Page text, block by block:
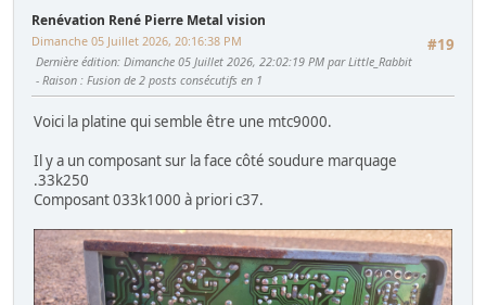
Renévation René Pierre Metal vision
#19
Dimanche 05 Juillet 2026, 20:16:38 PM
Dernière édition: Dimanche 05 Juillet 2026, 22:02:19 PM par Little_Rabbit
Raison : Fusion de 2 posts consécutifs en 1
Voici la platine qui semble être une mtc9000.
Il y a un composant sur la face côté soudure marquage
.33k250
Composant 033k1000 à priori c37.